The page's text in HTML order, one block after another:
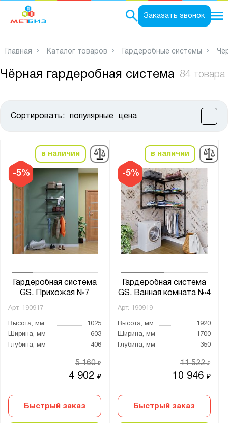
Заказать звонок
Главная Каталог товаров Гардеробные системы
Чёрная гардеробная система 84 товара
Сортировать: популярные цена
-5%
в наличии
Гардеробная система
GS. Прихожая №7
Арт. 190917
Высота, мм
1025
Ширина, мм
603
Глубина, мм
406
4 902₽
5 160₽
Быстрый заказ
-5%
в наличии
Гардеробная система
GS. Ванная комната №4
Арт. 190919
Высота, мм
1920
Ширина, мм
1700
Глубина, мм
350
10 946₽
11 522₽
Быстрый заказ
Высота, мм:
от
Ширина, мм:
до
от до
Количество полок, шт.:
Тип покрытия поверхности:
порошковое
Толщина:
от до